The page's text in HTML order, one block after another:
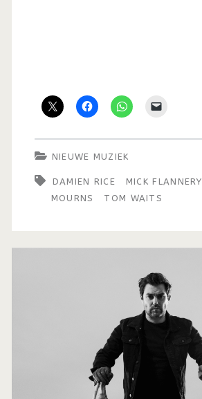
NIEUWE MUZIEK
DAMIEN RICE MICK FLANNERY
MOURNS
TOM WAITS